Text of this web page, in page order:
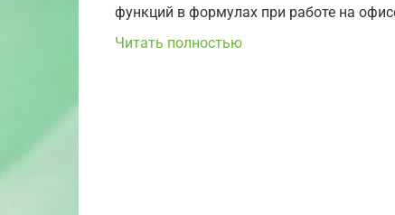
функций в формулах при работе на
Читать полностью